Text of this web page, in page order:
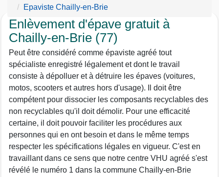
Epaviste Chailly-en-Brie
Enlèvement d'épave gratuit à
Chailly-en-Brie (77)
Peut être considéré comme épaviste agréé tout
spécialiste enregistré légalement et dont le travail
consiste à dépolluer et à détruire les épaves (voitures,
motos, scooters et autres hors d'usage). Il doit être
compétent pour dissocier les composants recyclables des
non recyclables qu'il doit démolir. Pour une efficacité
certaine, il doit pouvoir faciliter les procédures aux
personnes qui en ont besoin et dans le même temps
respecter les spécifications légales en vigueur. C'est en
travaillant dans ce sens que notre centre VHU agréé s'est
révélé le numéro 1 dans la commune Chailly-en-Brie